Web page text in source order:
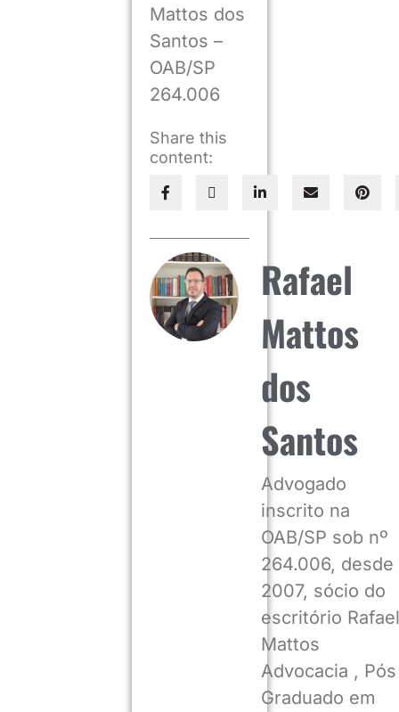
Mattos dos
Santos –
OAB/SP
264.006
Share this
content:
Rafael
Mattos
dos
Santos
Advogado
inscrito na
OAB/SP sob nº
264.006, desde
2007, sócio do
escritório Rafael
Mattos
Advocacia , Pós
Graduado em